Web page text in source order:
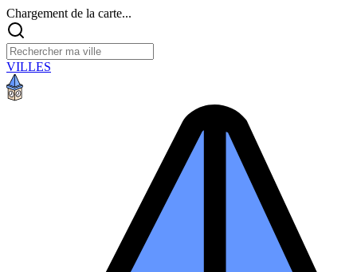
Chargement de la carte...
VILLES